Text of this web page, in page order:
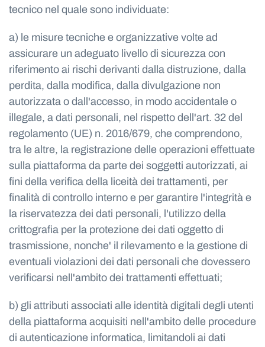
tecnico nel quale sono individuate:
a) le misure tecniche e organizzative volte ad
assicurare un adeguato livello di sicurezza con
riferimento ai rischi derivanti dalla distruzione, dalla
perdita, dalla modifica, dalla divulgazione non
autorizzata o dall'accesso, in modo accidentale o
illegale, a dati personali, nel rispetto dell'art. 32 del
regolamento (UE) n. 2016/679, che comprendono,
tra le altre, la registrazione delle operazioni effettuate
sulla piattaforma da parte dei soggetti autorizzati, ai
fini della verifica della liceità dei trattamenti, per
finalità di controllo interno e per garantire l'integrità e
la riservatezza dei dati personali, l'utilizzo della
crittografia per la protezione dei dati oggetto di
trasmissione, nonche' il rilevamento e la gestione di
eventuali violazioni dei dati personali che dovessero
verificarsi nell'ambito dei trattamenti effettuati;
b) gli attributi associati alle identità digitali degli utenti
della piattaforma acquisiti nell'ambito delle procedure
di autenticazione informatica, limitandoli ai dati